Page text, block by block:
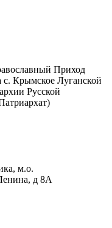
Приход
с. Крымское Луганской
Русской
м.о.
д 8А